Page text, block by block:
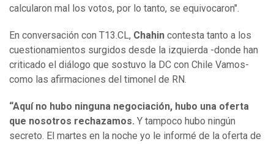
calcularon mal los votos, por lo tanto, se equivocaron".
En conversación con T13.CL, Chahin contesta tanto a los
cuestionamientos surgidos desde la izquierda -donde han
criticado el diálogo que sostuvo la DC con Chile Vamos-
como las afirmaciones del timonel de RN.
“Aquí no hubo ninguna negociación, hubo una oferta
que nosotros rechazamos. Y tampoco hubo ningún
secreto. El martes en la noche yo le informé de la oferta de